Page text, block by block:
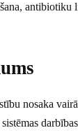
antibiotiku
nosaka